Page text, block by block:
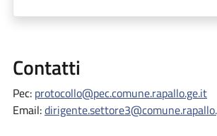
Contatti
Pec: protocollo@pec.comune.rapallo.ge.it
Email: